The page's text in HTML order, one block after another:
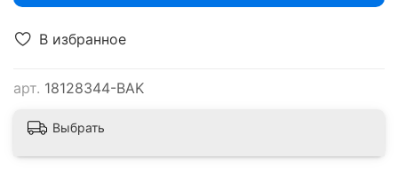
В избранное
арт. 18128344-BAK
Выбрать